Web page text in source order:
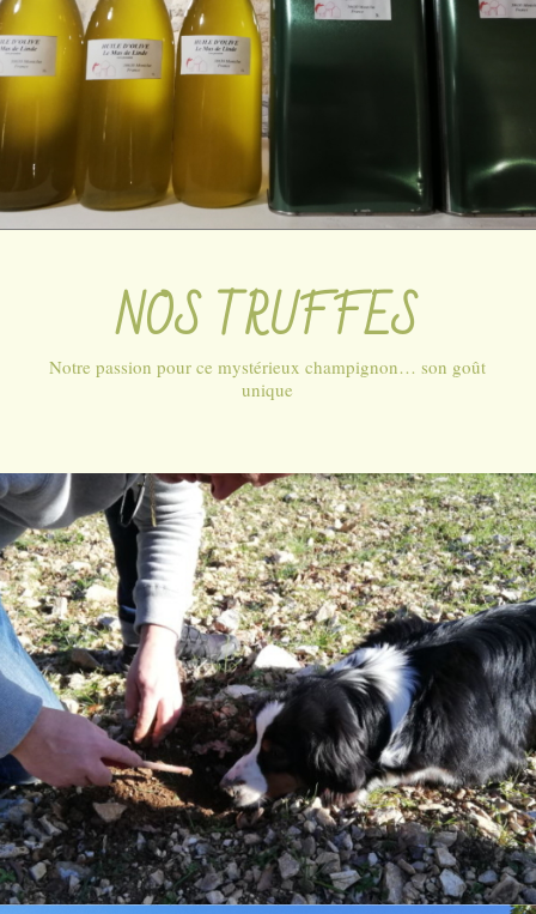
NOS TRUFFES
Notre passion pour ce mystérieux champignon… son goût
unique